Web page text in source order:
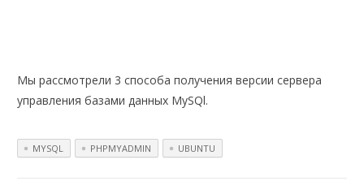
Мы рассмотрели 3 способа получения версии сервера
управления базами данных MySQl.
MYSQL PHPMYADMIN UBUNTU